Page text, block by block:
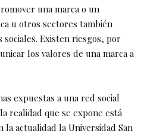
una marca o un
u otros sectores también
Existen riesgos, por
los valores de una marca a
expuestas a una red social
realidad que se expone está
actualidad la Universidad San